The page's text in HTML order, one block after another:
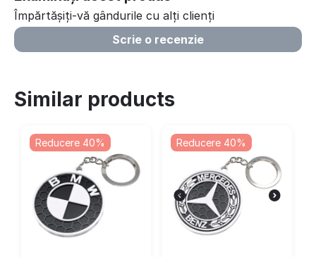
Împărtășiți-vă gândurile cu alți clienți
Scrie o recenzie
Similar products
Reducere 40% Reducere 40%